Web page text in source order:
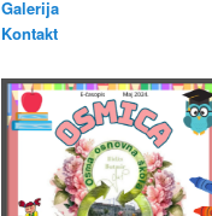
Galerija
Kontakt